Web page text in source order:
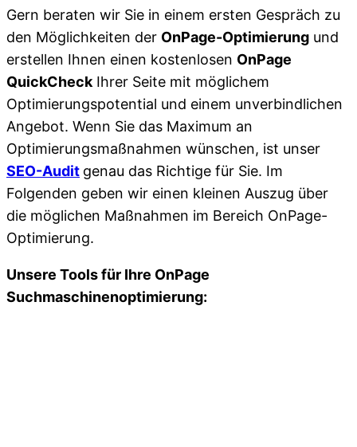
Gern beraten wir Sie in einem ersten Gespräch zu
den Möglichkeiten der OnPage-Optimierung und
erstellen Ihnen einen kostenlosen OnPage
QuickCheckIhrer Seite mit möglichem
Optimierungspotential und einem unverbindlichen
Angebot. Wenn Sie das Maximum an
Optimierungsmaßnahmen wünschen, ist unser
SEO-Audit genau das Richtige für Sie. Im
Folgenden geben wir einen kleinen Auszug über
die möglichen Maßnahmen im Bereich OnPage-
Optimierung.
Unsere Tools für Ihre OnPage
Suchmaschinenoptimierung: